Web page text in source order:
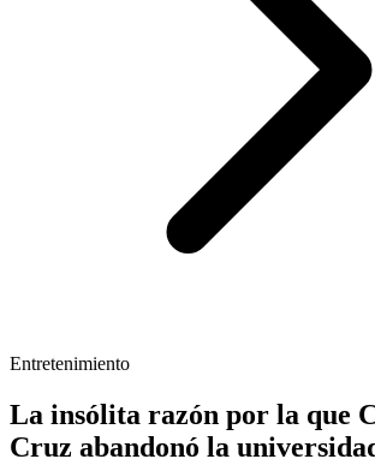
Entretenimiento
La insólita razón por la que
Cruz abandonó la